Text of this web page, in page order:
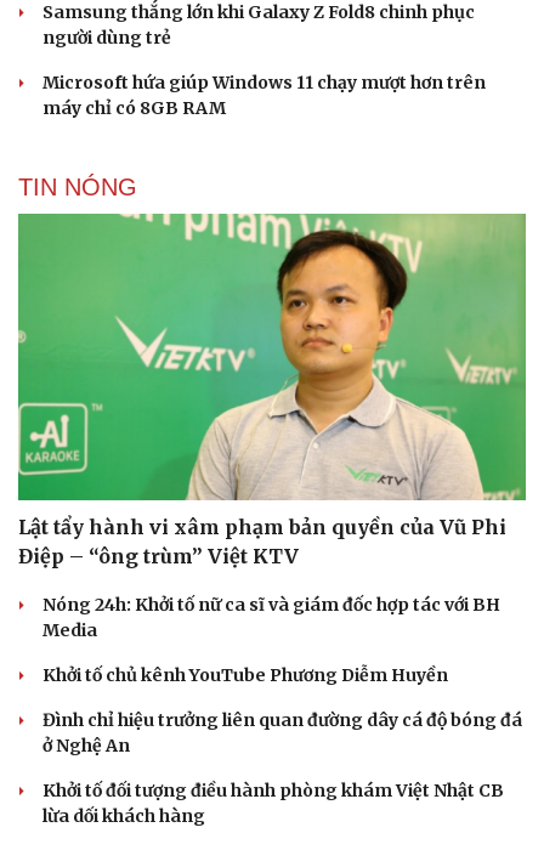
Samsung thắng lớn khi Galaxy Z Fold8 chinh phục
người dùng trẻ
Microsoft hứa giúp Windows 11 chạy mượt hơn trên
máy chỉ có 8GB RAM
TIN NÓNG
Lật tẩy hành vi xâm phạm bản quyền của Vũ Phi
Điệp – “ông trùm” Việt KTV
Nóng 24h: Khởi tố nữ ca sĩ và giám đốc hợp tác với BH
Media
Khởi tố chủ kênh YouTube Phương Diễm Huyền
Đình chỉ hiệu trưởng liên quan đường dây cá độ bóng đá
ở Nghệ An
Khởi tố đối tượng điều hành phòng khám Việt Nhật CB
lừa dối khách hàng